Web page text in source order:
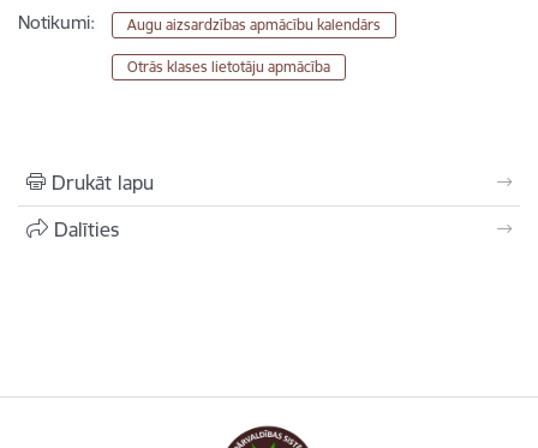
Notikumi: Augu aizsardzības apmācību kalendārs
Otrās klases lietotāju apmācība
Drukāt lapu
Dalīties